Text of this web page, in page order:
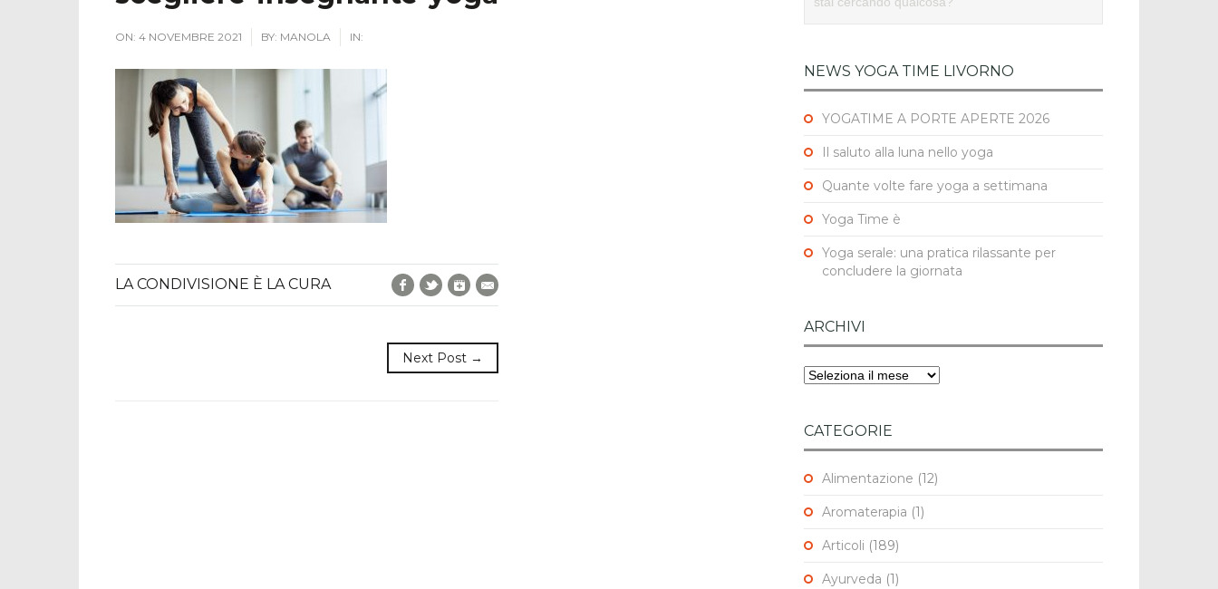
ON: 4 NOVEMBRE 2021 BY: MANOLA IN:
LA CONDIVISIONE È LA CURA Facebook
TwitterGoogle+
Next Post →
NEWS YOGA TIME LIVORNO
YOGATIME A PORTE APERTE 2026
Il saluto alla luna nello yoga
Quante volte fare yoga a settimana
Yoga Time è
Yoga serale: una pratica rilassante per
concludere la giornata
ARCHIVI
Archivi
CATEGORIE
Alimentazione (12)
Aromaterapia (1)
Articoli (189)
Ayurveda (1)